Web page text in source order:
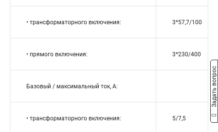
• трансформаторного включения: 3*57,7/100
• прямого включения: 3*230/400
Базовый / максимальный ток, А:
• трансформаторного включения: 5/7,5
Задать вопрос